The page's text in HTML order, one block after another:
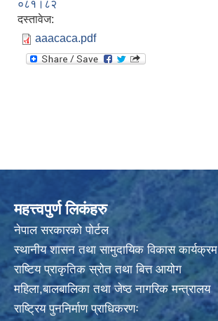
०८१।८२
दस्तावेज:
aaacaca.pdf
महत्त्वपुर्ण लिकंहरु
नेपाल सरकारको पोर्टल
स्थानीय शासन तथा सामुदायिक विकास कार्यक्रम
राष्टिय प्राकृतिक स्रोत तथा बित्त आयोग
महिला,बालबालिका तथा जेष्ठ नागरिक मन्त्रालय
राष्ट्रिय पुननिर्माण प्राधिकरणः